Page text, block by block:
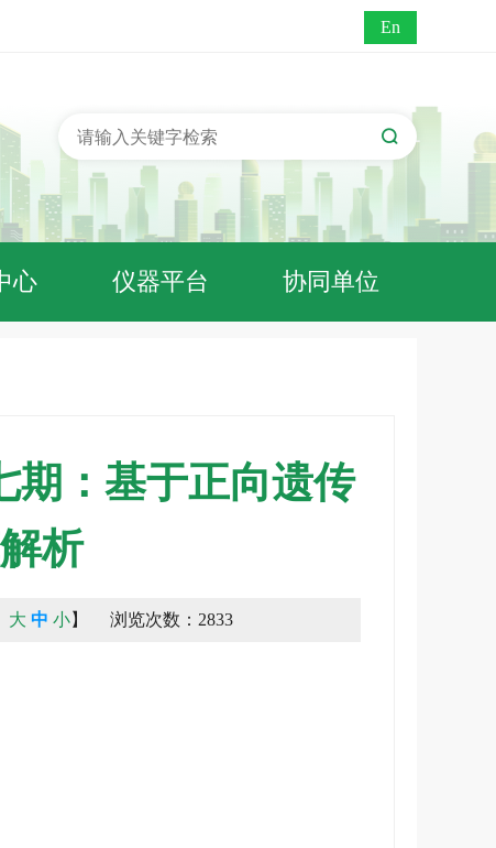
En
心 仪器平台 协同单位
期：基于正向遗传
析
大 中 小】 浏览次数：2833